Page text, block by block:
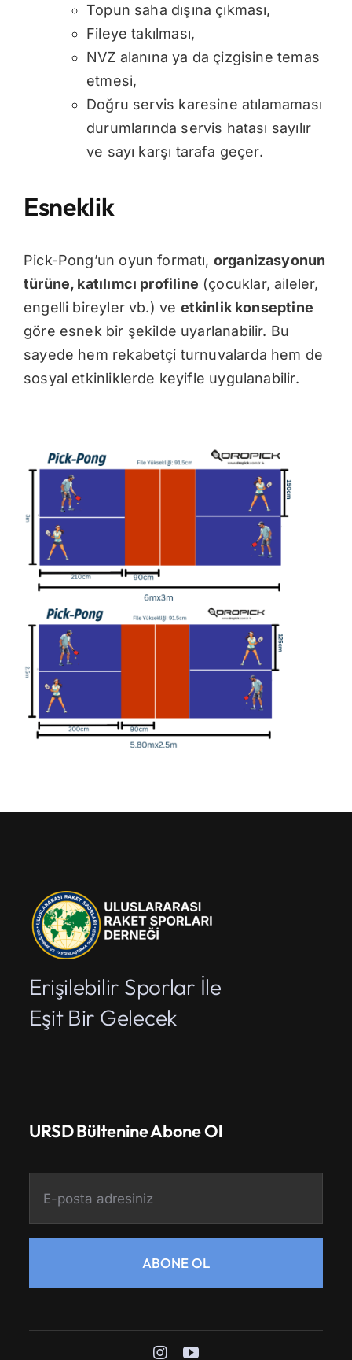
Topun saha dışına çıkması,
Fileye takılması,
NVZ alanına ya da çizgisine temas
etmesi,
Doğru servis karesine atılamaması
durumlarında servis hatası sayılır
ve sayı karşı tarafa geçer.
Esneklik
Pick-Pong’un oyun formatı, organizasyonun
türüne, katılımcı profiline (çocuklar, aileler,
engelli bireyler vb.) ve etkinlik konseptine
göre esnek bir şekilde uyarlanabilir. Bu
sayede hem rekabetçi turnuvalarda hem de
sosyal etkinliklerde keyifle uygulanabilir.
Erişilebilir Sporlar İle
Eşit Bir Gelecek
URSD Bültenine Abone Ol
ABONE OL